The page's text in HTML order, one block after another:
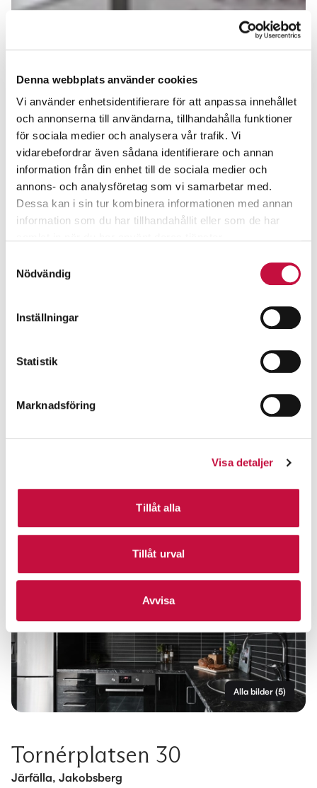
Denna webbplats använder cookies
Vi använder enhetsidentifierare för att anpassa innehållet
och annonserna till användarna, tillhandahålla funktioner
för sociala medier och analysera vår trafik. Vi
vidarebefordrar även sådana identifierare och annan
information från din enhet till de sociala medier och
annons- och analysföretag som vi samarbetar med.
Dessa kan i sin tur kombinera informationen med annan
information som du har tillhandahållit eller som de har
Nödvändig
Inställningar
Statistik
Marknadsföring
Visa detaljer
Tillåt alla
Tillåt urval
Avvisa
Alla bilder (5)
Tornérplatsen 30
Järfälla, Jakobsberg